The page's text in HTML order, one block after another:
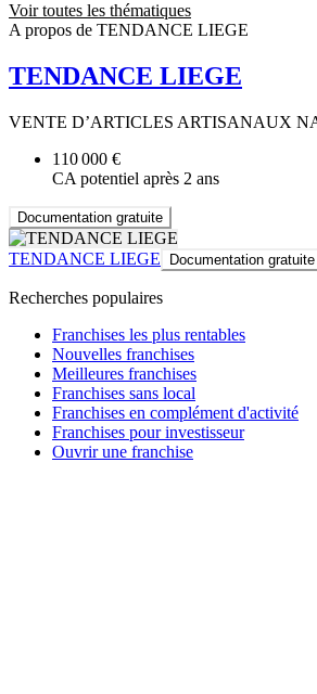
Voir toutes les thématiques
A propos de TENDANCE LIEGE
TENDANCE LIEGE
VENTE D’ARTICLES ARTISANAUX
110 000 €
CA potentiel après 2 ans
Documentation gratuite
TENDANCE LIEGE Documentation gratuite
Recherches populaires
Franchises les plus rentables
Nouvelles franchises
Meilleures franchises
Franchises sans local
Franchises en complément d'activité
Franchises pour investisseur
Ouvrir une franchise